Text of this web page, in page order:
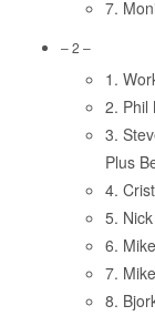
7.
– 2 –
1.
2. Phil
3.
Plus
4.
5.
6.
7.
8.